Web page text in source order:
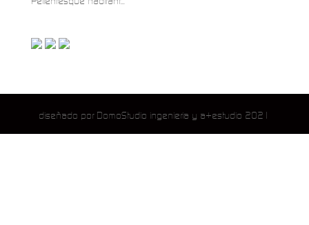
diseñado por DomoStudio ingenieria y a+estudio 2021